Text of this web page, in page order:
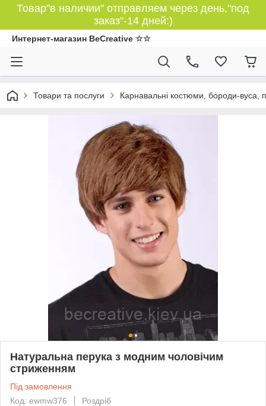
Товар"в наличии" отправляем через день,"под
заказ"-14 дней:)
Интернет-магазин BeCreative ☆☆
Товари та послуги Карнавальні костюми, бороди-вуса,
Натуральна перука з модним чоловічим
стриженням
Під замовлення
Код: ewmw376
Роздріб